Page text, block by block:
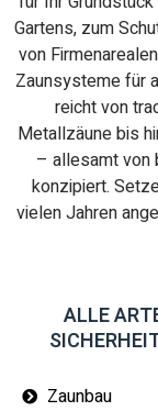
Gartens, zum
von
Zaunsysteme für
reicht von
Metallzäune bis
– allesamt von
konzipiert.
vielen Jahren
ALLE
Zaunbau